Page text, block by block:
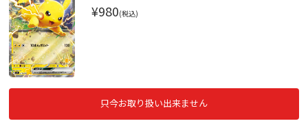
¥980(税込)
只今お取り扱い出来ません